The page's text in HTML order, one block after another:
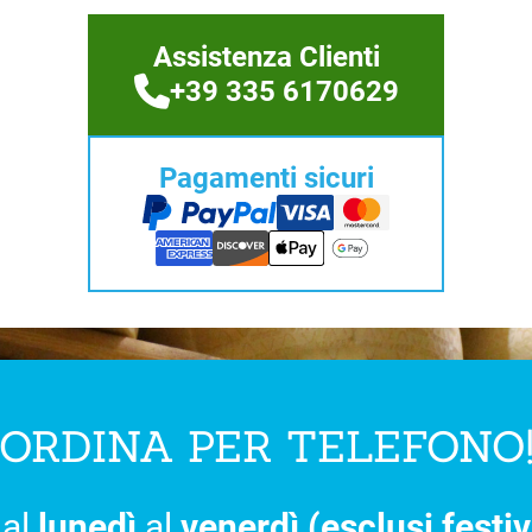
Assistenza Clienti
+39 335 6170629
Pagamenti sicuri
PER